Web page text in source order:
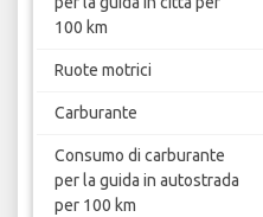
100 km
Ruote motrici
Carburante
Consumo di carburante
per la guida in autostrada
per 100 km